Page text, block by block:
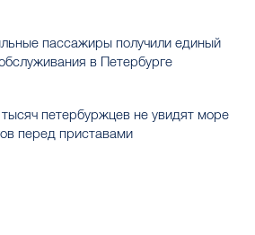
пассажиры получили единый
в Петербурге
петербуржцев не увидят море
перед приставами